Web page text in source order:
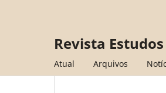
Revista
Atual Arquivos